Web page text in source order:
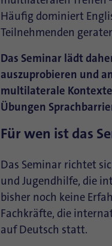
Häufig dominiert
Teilnehmenden
Das Seminar lädt
auszuprobieren und
multilaterale
Übungen
Für wen ist das
Das Seminar richtet
und Jugendhilfe, die
bisher noch keine
Fachkräfte, die
auf Deutsch statt.